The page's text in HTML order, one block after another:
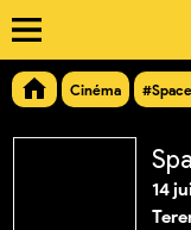
Cinéma
14